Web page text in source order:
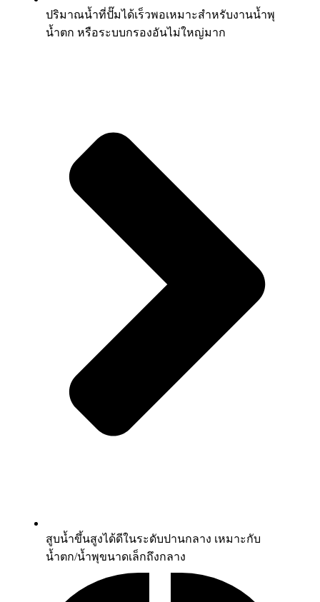
ปริมาณน้ำที่ปั๊มได้เร็วพอเหมาะสำหรับงานน้ำพุ
น้ำตก หรือระบบกรองอันไม่ใหญ่มาก
สูบน้ำขึ้นสูงได้ดีในระดับปานกลาง เหมาะกับ
น้ำตก/น้ำพุขนาดเล็กถึงกลาง